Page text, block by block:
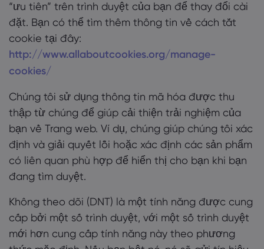
“ưu tiên” trên trình duyệt của bạn để thay đổi cài
đặt. Bạn có thể tìm thêm thông tin về cách tắt
cookie tại đây:
http://www.allaboutcookies.org/manage-
cookies/
Chúng tôi sử dụng thông tin mã hóa được thu
thập từ chúng để giúp cải thiện trải nghiệm của
bạn về Trang web. Ví dụ, chúng giúp chúng tôi xác
định và giải quyết lỗi hoặc xác định các sản phẩm
có liên quan phù hợp để hiển thị cho bạn khi bạn
đang tìm duyệt.
Không theo dõi (DNT) là một tính năng được cung
cấp bởi một số trình duyệt, với một số trình duyệt
mới hơn cung cấp tính năng này theo phương